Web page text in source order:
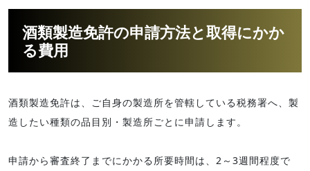
酒類製造免許の申請方法と取得にかか
る費用
酒類製造免許は、ご自身の製造所を管轄している税務署へ、製
造したい種類の品目別・製造所ごとに申請します。
申請から審査終了までにかかる所要時間は、2～3週間程度で